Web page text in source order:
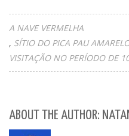
A NAVE VERMELHA
SÍTIO DO PICA PAU
VISITAÇÃO NO PERÍODO DE
ABOUT THE AUTHOR: